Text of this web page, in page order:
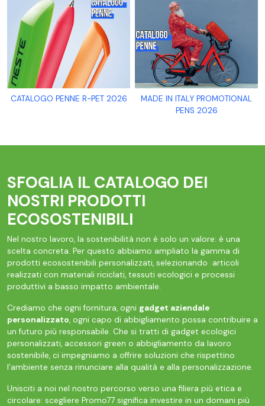
CATALOGO PENNE R-PET 2026
MADE IN ITALY PROMOTIONAL
PENS 2026
SFOGLIA IL CATALOGO DEI
NOSTRI PRODOTTI
ECOSOSTENIBILI
Nel nostro lavoro, la sostenibilità non è solo un valore: è una
scelta concreta. Per questo abbiamo ampliato la gamma di
prodotti ecosostenibili personalizzati, selezionando articoli
realizzati con materiali riciclati, tessuti ecologici e processi
produttivi a basso impatto ambientale.
Crediamo che ogni fornitura, ogni gadget aziendale
personalizzato, ogni capo di abbigliamento possa contribuire a
un futuro più responsabile. Che si tratti di gadget ecologici
personalizzati, accessori green o abbigliamento da lavoro
sostenibile, ci impegniamo a offrire soluzioni che rispettino
l’ambiente senza rinunciare alla qualità e alla personalizzazione.
Unisciti a noi nel nostro percorso verso una filiera più etica e
circolare: scegliere Promo77 significa investire in un domani più